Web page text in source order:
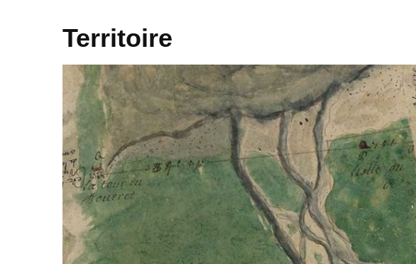
Territoire